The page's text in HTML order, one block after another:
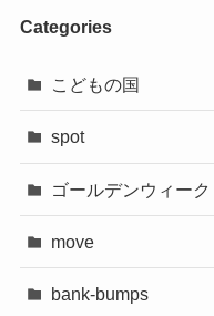
Categories
こどもの国
spot
ゴールデンウィーク
move
bank-bumps